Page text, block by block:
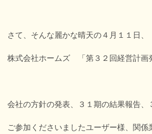
さて、そんな麗かな晴天の４月１１日、
株式会社ホームズ 「第３２回経営計画
会社の方針の発表、３１ 期の結果報告、
ご参加くださいましたユーザー様 、関係